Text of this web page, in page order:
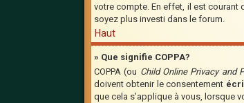
votre compte. En effet, il est courant
soyez plus investi dans le forum.
Haut
» Que signifie COPPA?
COPPA (ou Child Online Privacy and
doivent obtenir le consentement
que cela s’applique à vous, lorsque